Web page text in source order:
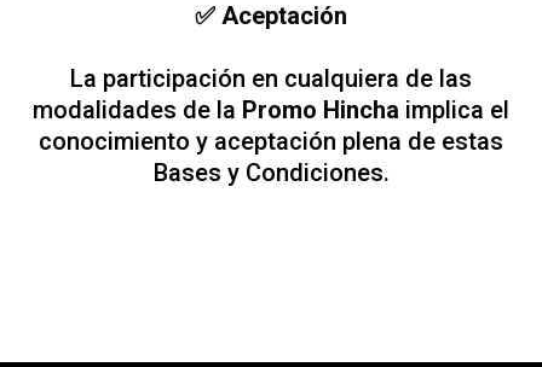
✅ Aceptación
La participación en cualquiera de las
modalidades de la Promo Hincha implica el
conocimiento y aceptación plena de estas
Bases y Condiciones.